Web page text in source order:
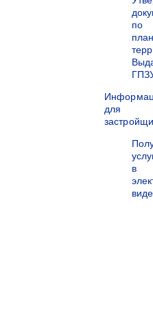
по
для
в
виде